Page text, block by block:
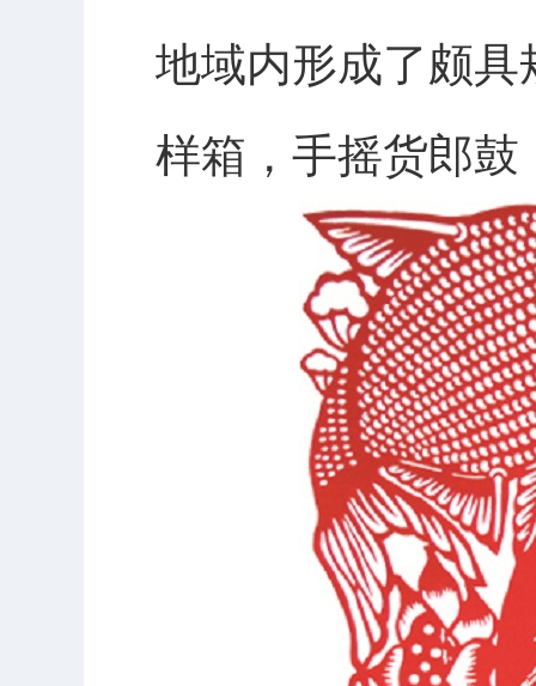
地域内形成了颇
样箱，手摇货郎